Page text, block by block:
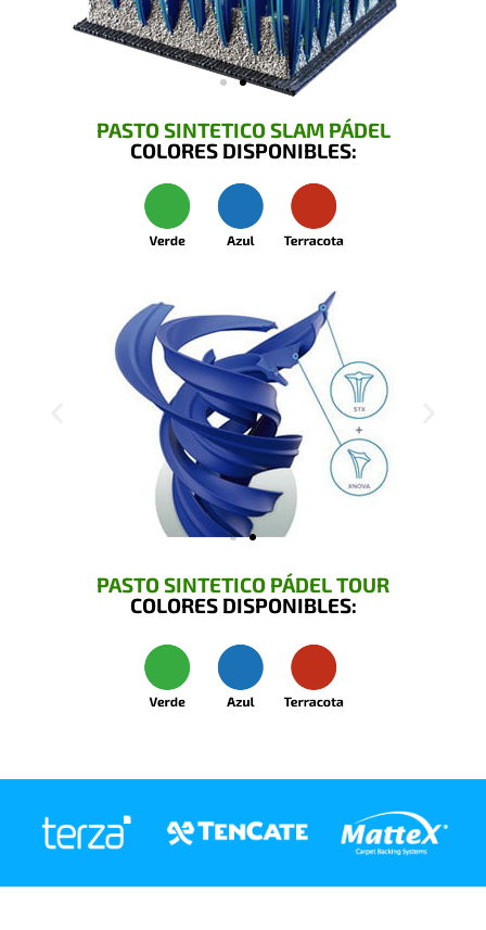
PASTO SINTETICO SLAM PÁDEL
COLORES DISPONIBLES:
PASTO SINTETICO PÁDEL TOUR
COLORES DISPONIBLES: